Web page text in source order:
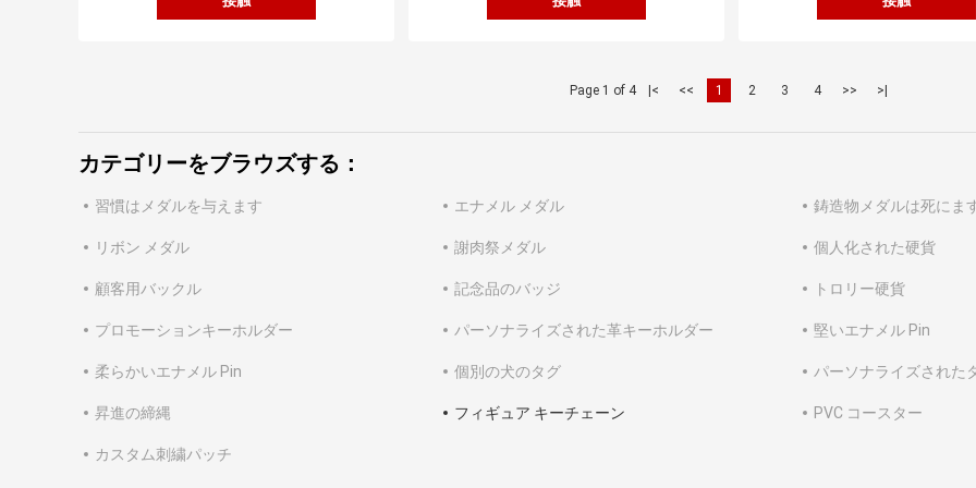
Page 1 of 4 |< << 1 2 3 4 >> >|
カテゴリーをブラウズする：
習慣はメダルを与えます エナメル メダル 鋳造物メダルは死にま
リボン メダル 謝肉祭メダル 個人化された硬貨
顧客用バックル 記念品のバッジ トロリー硬貨
プロモーションキーホルダー パーソナライズされた革キーホルダー 堅いエナメル Pin
柔らかいエナメル Pin 個別の犬のタグ パーソナライズされた
昇進の締縄 フィギュア キーチェーン PVC コースター
カスタム刺繍パッチ